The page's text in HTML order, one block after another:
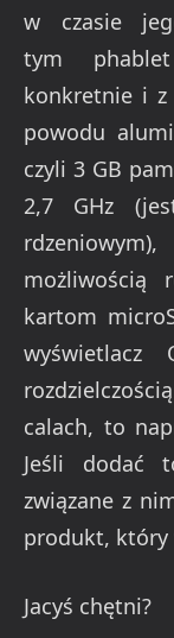
w czasie
tym
konkretnie i z
powodu
czyli 3 GB
2,7 GHz
możliwością
kartom
wyświetlacz
calach, to
Jeśli dodać
związane z
produkt, który
Jacyś chętni?